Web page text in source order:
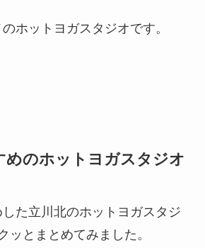
ホットヨガスタジオです。
めのホットヨガスタジオ
た立川北のホットヨガスタジ
ッとまとめてみました。